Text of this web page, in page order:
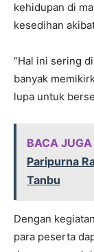
kehidupan di
kesedihan
“Hal ini sering
banyak
lupa untuk
BACA JUGA
Paripurna
Tanbu
Dengan
para peserta